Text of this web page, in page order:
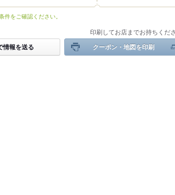
をご確認ください。
印刷してお店までお持ちくだ
情報を送る クーポン・地図を印刷